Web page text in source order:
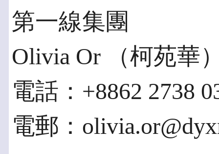
第一線集團
Olivia Or （柯苑華
電話：+8862 2738
電郵：